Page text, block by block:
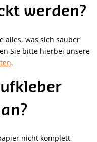
werden?
alles, was sich sauber
Sie bitte hierbei unsere
.
nicht komplett